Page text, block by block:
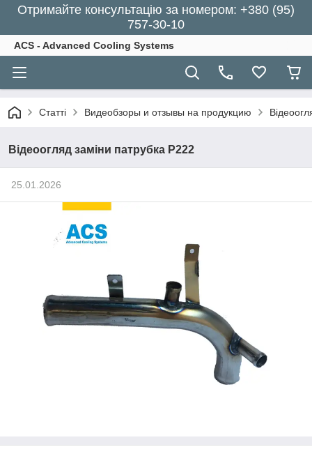
Отримайте консультацію за номером: +380 (95)
757-30-10
ACS - Advanced Cooling Systems
Статті Видеобзоры и отзывы на продукцию
Відеоогляд заміни патрубка Р222
25.01.2026